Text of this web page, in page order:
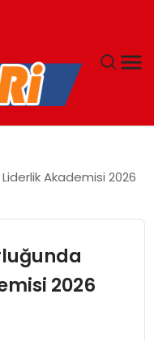
Akademisi 2026
2026